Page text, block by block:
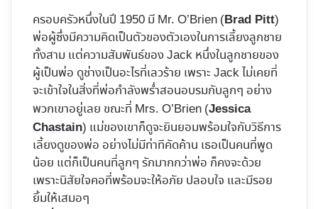
ครอบครัวหนึ่งในปี 1950 มี Mr. O’Brien (Brad Pitt)
พ่อผู้ซึ่งมีความคิดเป็นตัวของตัวเองในการเลี้ยงลูกชาย
ทั้งสาม แต่ความสัมพันธ์ของ Jack หนึ่งในลูกชายของ
ผู้เป็นพ่อ ดูช่างเป็นอะไรที่เลวร้าย เพราะ Jack ไม่เคยที่
จะเข้าใจในสิ่งที่พ่อกำลังพร่ำสอนอบรมกับลูกๆ อย่าง
พวกเขาอยู่เลย ขณะที่ Mrs. O’Brien (Jessica
Chastain) แม่ของเขาก็ดูจะยินยอมพร้อมใจกับวิธีการ
เลี้ยงดูของพ่อ อย่างไม่มีท่าทีคัดค้าน เธอเป็นคนที่พูด
น้อย แต่ก็เป็นคนที่ลูกๆ รักมากกว่าพ่อ ก็คงจะด้วย
เพราะนิสัยใจคอที่พร้อมจะให้อภัย ปลอบใจ และมีรอย
ยิ้มให้เสมอๆ